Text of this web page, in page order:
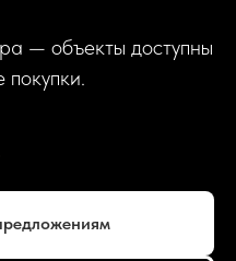
— объекты доступны
покупки.